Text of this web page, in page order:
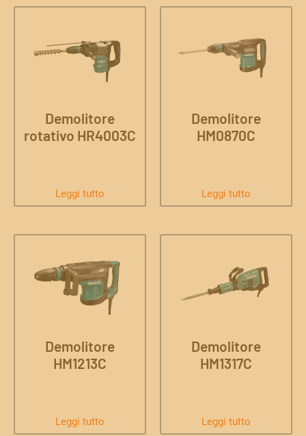
Demolitore
rotativo HR4003C
Leggi tutto
Demolitore
HM0870C
Leggi tutto
Demolitore
HM1213C
Leggi tutto
Demolitore
HM1317C
Leggi tutto